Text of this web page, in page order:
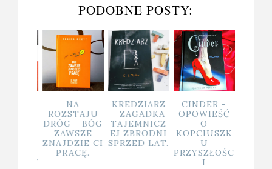
PODOBNE POSTY:
NA
ROZSTAJU
DRÓG - BÓG
ZAWSZE
ZNAJDZIE CI
PRACĘ.
KREDZIARZ
- ZAGADKA
TAJEMNICZ
EJ ZBRODNI
SPRZED LAT.
CINDER -
OPOWIEŚĆ
O
KOPCIUSZK
U
PRZYSZŁOŚC
I